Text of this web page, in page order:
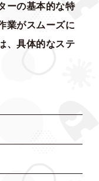
ーの基本的な特
業がスムーズに
、具体的なステ